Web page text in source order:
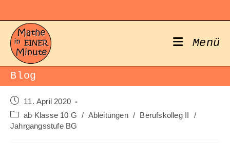
springen
Menü
Blog
Beitrag
veröffentlicht:
11. April 2020
Beitrags-
Kategorie:
ab Klasse 10 G / Ableitungen / Berufskolleg II
/
Jahrgangsstufe BG